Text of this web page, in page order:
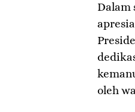
​Dalam
oleh